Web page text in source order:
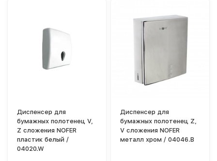
Диспенсер для
бумажных полотенец V,
Z сложения NOFER
пластик белый /
04020.W
Диспенсер для
бумажных полотенец Z,
V сложения NOFER
металл хром / 04046.B